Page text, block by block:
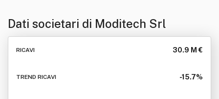
Dati societari di Moditech Srl
RICAVI 30.9 M €
TREND RICAVI -15.7%